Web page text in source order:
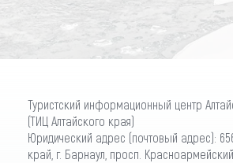
Туристский информационный центр
(ТИЦ Алтайского края)
Юридический адрес (почтовый адрес):
край, г. Барнаул, просп.